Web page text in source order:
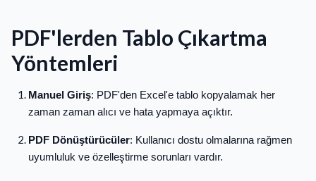
PDF'lerden Tablo Çıkartma
Yöntemleri
Manuel Giriş: PDF'den Excel'e tablo kopyalamak her
zaman zaman alıcı ve hata yapmaya açıktır.
PDF Dönüştürücüler: Kullanıcı dostu olmalarına rağmen
uyumluluk ve özelleştirme sorunları vardır.